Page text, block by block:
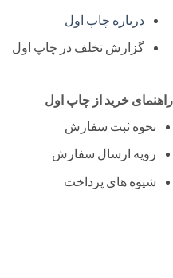
درباره چاپ اول
گزارش تخلف در چاپ اول
خرید از چاپ اول
نحوه ثبت سفارش
رویه ارسال سفارش
شیوه های پرداخت